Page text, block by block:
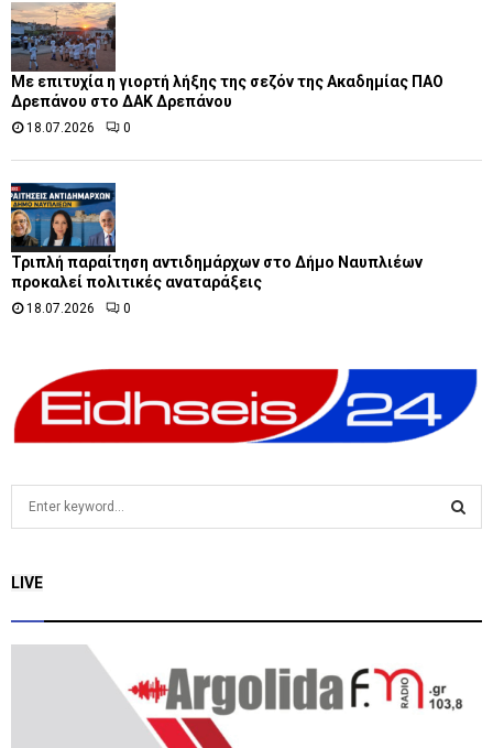
Με επιτυχία η γιορτή λήξης της σεζόν της Ακαδημίας ΠΑΟ
Δρεπάνου στο ΔΑΚ Δρεπάνου
18.07.2026 0
Τριπλή παραίτηση αντιδημάρχων στο Δήμο Ναυπλιέων
προκαλεί πολιτικές αναταράξεις
18.07.2026 0
cLIVE